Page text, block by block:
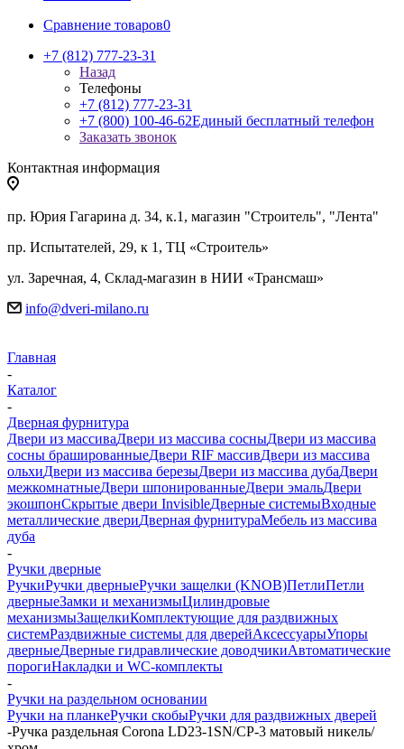
Сравнение товаров0
+7 (812) 777-23-31
Назад
Телефоны
+7 (812) 777-23-31
+7 (800) 100-46-62Единый бесплатный телефон
Заказать звонок
Контактная информация
пр. Юрия Гагарина д. 34, к.1, магазин "Строитель", "Лента"
пр. Испытателей, 29, к 1, ТЦ «Строитель»
ул. Заречная, 4, Склад-магазин в НИИ «Трансмаш»
info@dveri-milano.ru
Главная
-
Каталог
-
Дверная фурнитура
Двери из массиваДвери из массива сосныДвери из массива
сосны брашированныеДвери RIF массивДвери из массива
ольхиДвери из массива березыДвери из массива дубаДвери
межкомнатныеДвери шпонированныеДвери эмальДвери
экошпонСкрытые двери InvisibleДверные системыВходные
металлические двериДверная фурнитураМебель из массива
дуба
-
Ручки дверные
РучкиРучки дверныеРучки защелки (KNOB)ПетлиПетли
дверныеЗамки и механизмыЦилиндровые
механизмыЗащелкиКомплектующие для раздвижных
системРаздвижные системы для дверейАксессуарыУпоры
дверныеДверные гидравлические доводчикиАвтоматические
порогиНакладки и WC-комплекты
-
Ручки на раздельном основании
Ручки на планкеРучки скобыРучки для раздвижных дверей
-Ручка раздельная Corona LD23-1SN/CP-3 матовый никель/